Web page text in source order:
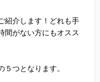
紹介します！どれも手
間がない方にもオスス
つとなります。